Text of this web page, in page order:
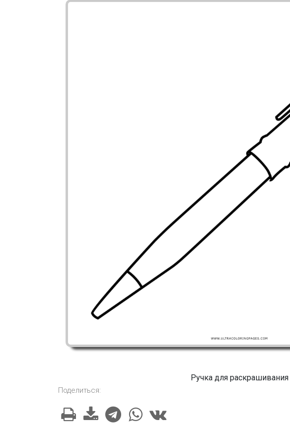
Ручка для раскрашивания
Поделиться: